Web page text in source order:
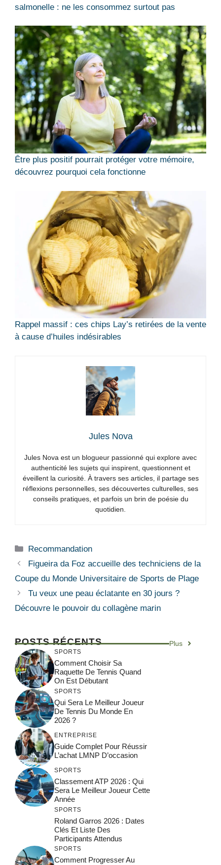
salmonelle : ne les consommez surtout pas
Être plus positif pourrait protéger votre mémoire,
découvrez pourquoi cela fonctionne
Rappel massif : ces chips Lay’s retirées de la vente
à cause d’huiles indésirables
Jules Nova
Jules Nova est un blogueur passionné qui explore avec
authenticité les sujets qui inspirent, questionnent et
éveillent la curiosité. À travers ses articles, il partage ses
réflexions personnelles, ses découvertes culturelles, ses
conseils pratiques, et parfois un brin de poésie du
quotidien.
Catégories
Recommandation
Figueira da Foz accueille des techniciens de la
Coupe du Monde Universitaire de Sports de Plage
Tu veux une peau éclatante en 30 jours ?
Découvre le pouvoir du collagène marin
POSTS RÉCENTS Plus
SPORTS
Comment Choisir Sa
Raquette De Tennis Quand
On Est Débutant
SPORTS
Qui Sera Le Meilleur Joueur
De Tennis Du Monde En
2026 ?
ENTREPRISE
Guide Complet Pour Réussir
L’achat LMNP D’occasion
SPORTS
Classement ATP 2026 : Qui
Sera Le Meilleur Joueur Cette
Année
SPORTS
Roland Garros 2026 : Dates
Clés Et Liste Des
Participants Attendus
SPORTS
Comment Progresser Au